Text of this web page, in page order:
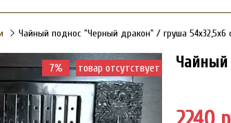
Чайный поднос "Черный дракон" / груша 54х32,5х6
7% товар отсутствует Чайный